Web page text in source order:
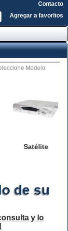
Contacto
Agregar a favoritos
Modelo
Satélite
de su
y lo